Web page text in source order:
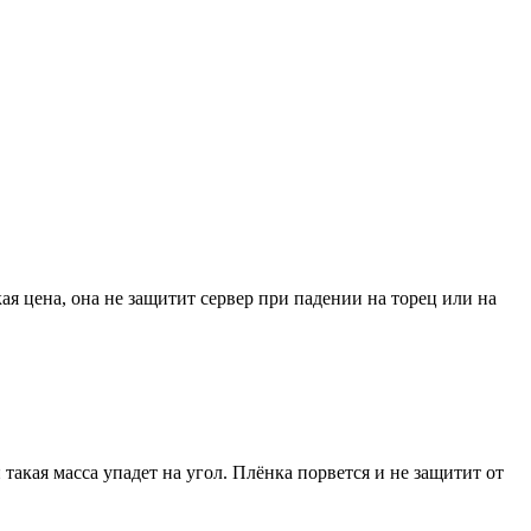
цена, она не защитит сервер при падении на торец или на
масса упадет на угол. Плёнка порвется и не защитит от